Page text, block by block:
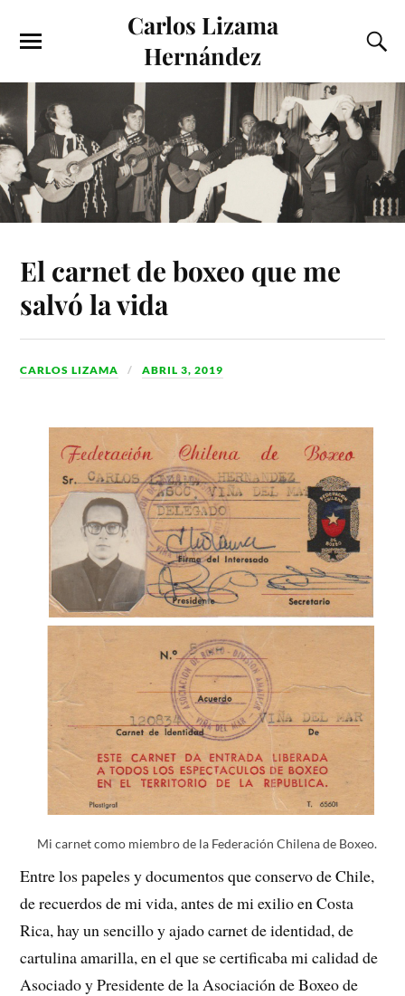
Carlos Lizama
Hernández
El carnet de boxeo que me
salvó la vida
CARLOS LIZAMA ABRIL 3, 2019
Mi carnet como miembro de la Federación Chilena de Boxeo.
Entre los papeles y documentos que conservo de Chile,
de recuerdos de mi vida, antes de mi exilio en Costa
Rica, hay un sencillo y ajado carnet de identidad, de
cartulina amarilla, en el que se certificaba mi calidad de
Asociado y Presidente de la Asociación de Boxeo de